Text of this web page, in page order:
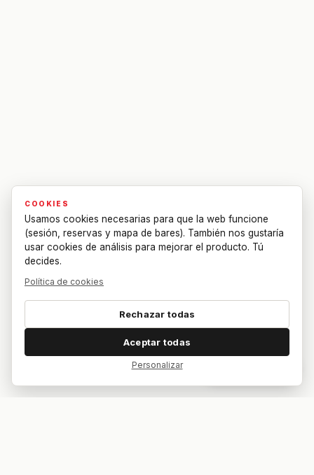
COOKIES
Usamos cookies necesarias para que la web funcione
(sesión, reservas y mapa de bares). También nos gustaría
usar cookies de análisis para mejorar el producto. Tú
decides.
Política de cookies
Rechazar todas
Aceptar todas
Personalizar